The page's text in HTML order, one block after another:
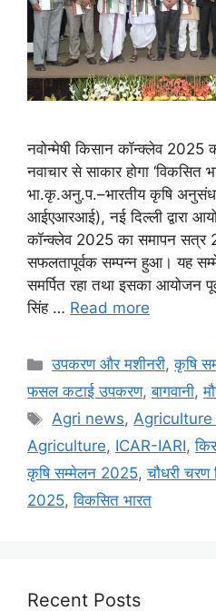
नवोन्मेषी किसान कॉन्क्लेव 2025
नवाचार से साकार होगा ‘विकसित
भा.कृ.अनु.प.–भारतीय कृषि
आईएआरआई), नई दिल्ली द्वारा
कॉन्क्लेव 2025 का समापन सत्र
सफलतापूर्वक सम्पन्न हुआ। यह
समर्पित रहा तथा इसका आयोजन
सिंह … Read more
उपकरण और मशीनरी,कृषि
फसल कटाई उपकरण,बागवानी,
Agri news,Agriculture
Agriculture, ICAR-IARI,
कृषि सम्मेलन 2025,चौधरी चरण
2025,विकसित भारत
Recent Posts